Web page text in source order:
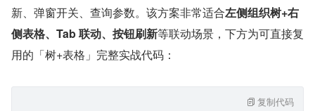
新、弹窗开关、查询参数。该方案非常适合左侧组织树+右
侧表格、Tab 联动、按钮刷新等联动场景，下方为可直接复
用的「树+表格」完整实战代码：
复制代码